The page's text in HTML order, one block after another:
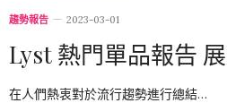
趨勢報告 2023-03-01
Lyst 熱門單品報告
在人們熱衷對於流行趨勢進行總結…